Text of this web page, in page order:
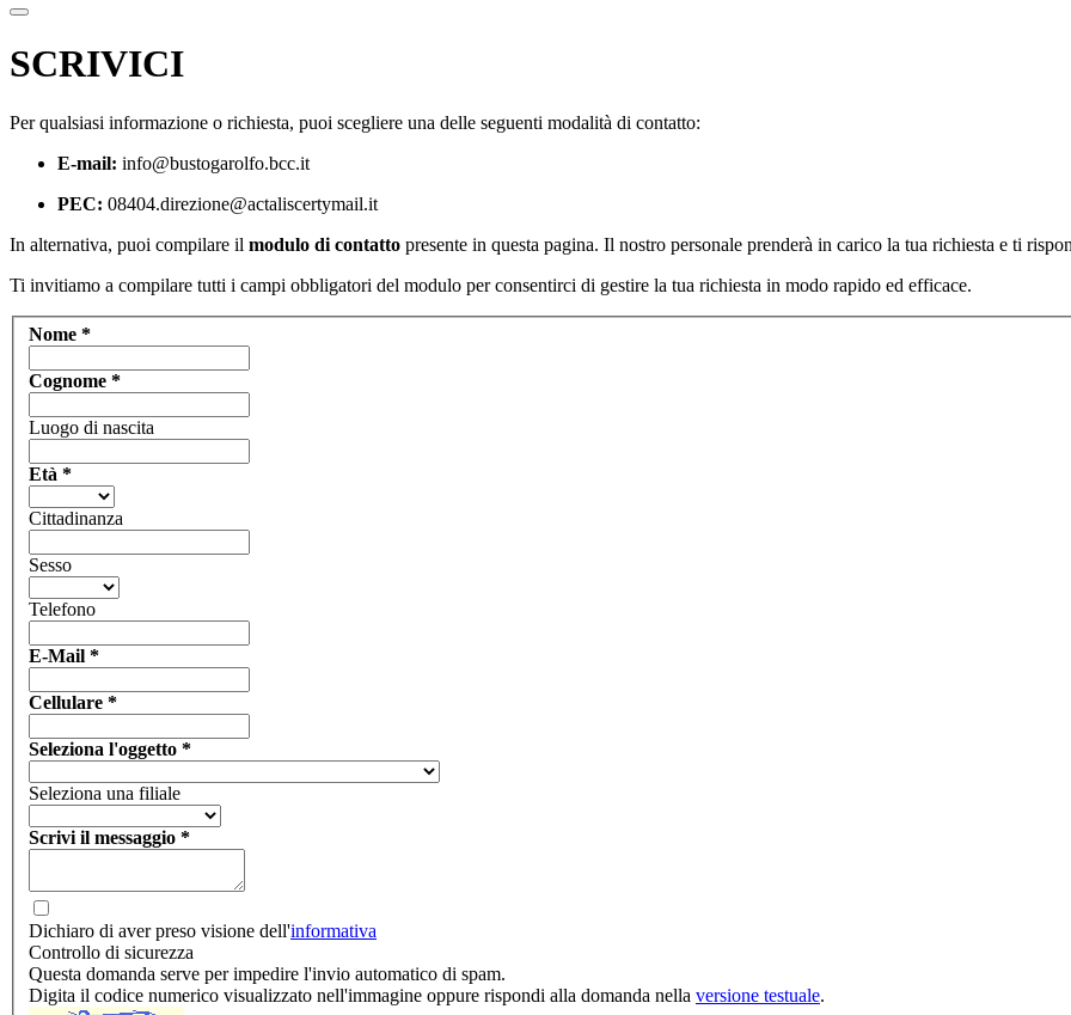
SCRIVICI
Per qualsiasi informazione o richiesta, puoi scegliere una delle seguenti modalità di contatto:
E-mail: info@bustogarolfo.bcc.it
PEC: 08404.direzione@actaliscertymail.it
In alternativa, puoi compilare il modulo di contatto presente in questa pagina. Il nostro personale prenderà in carico la tua richiesta e ti
Ti invitiamo a compilare tutti i campi obbligatori del modulo per consentirci di gestire la tua richiesta in modo rapido ed efficace.
Nome *
Cognome *
Luogo di nascita
Età *
Cittadinanza
Sesso
Telefono
E-Mail *
Cellulare *
Seleziona l'oggetto *
Seleziona una filiale
Scrivi il messaggio *
Dichiaro di aver preso visione dell'informativa
Controllo di sicurezza
Questa domanda serve per impedire l'invio automatico di spam.
Digita il codice numerico visualizzato nell'immagine oppure rispondi alla domanda nella versione testuale.